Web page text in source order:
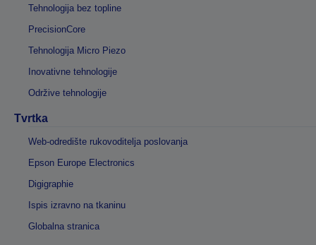
Tehnologija bez topline
PrecisionCore
Tehnologija Micro Piezo
Inovativne tehnologije
Održive tehnologije
Tvrtka
Web-odredište rukovoditelja poslovanja
Epson Europe Electronics
Digigraphie
Ispis izravno na tkaninu
Globalna stranica